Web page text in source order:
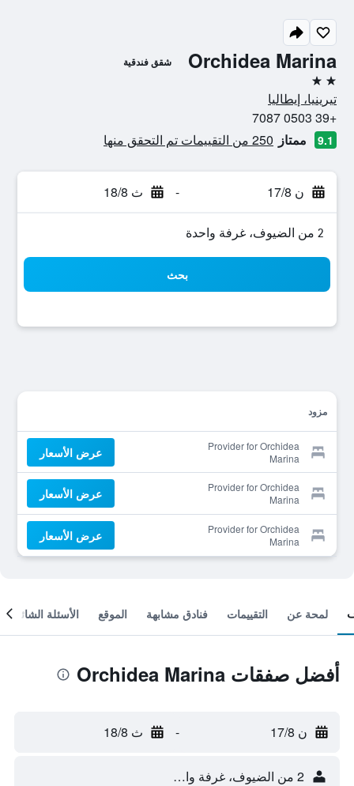
Orchidea Marina شقق فندقية
2 نجمتين
تيرينيا، إيطاليا
+39 0503 7087
9.1 ممتاز 250 من التقييمات تم التحقق منها
ن 17/8 - ث 18/8
2 من الضيوف، غرفة واحدة
بحث
مزود
Provider for Orchidea
Marina
عرض الأسعار
Provider for Orchidea
Marina
عرض الأسعار
Provider for Orchidea
Marina
عرض الأسعار
لمحة عن التقييمات فنادق مشابهة الموقع الأسئلة الشائعة
أفضل صفقات Orchidea Marina
ن 17/8 - ث 18/8
2 من الضيوف، غرفة واحدة